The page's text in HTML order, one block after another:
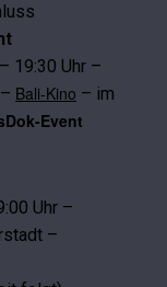
19:30 Uhr –
Bali-Kino – im
Event
Uhr –
–